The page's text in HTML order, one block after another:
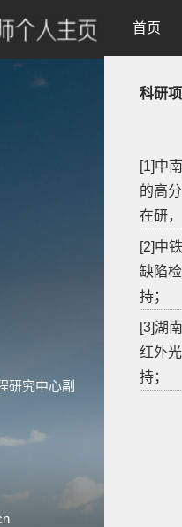
研究中心副
首页
科研
[1]中
的高
在研
[2]中
缺陷
持；
[3]湖
红外
持；